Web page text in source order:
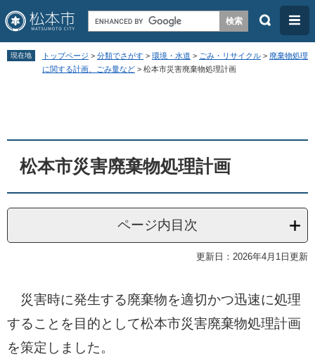
ペ
す
。
メ
し
て
検
メ
ニ
ュ
現在地 トップページ > 分類でさがす > 環境・水道 > ごみ・リサイクル > 廃棄物処理
に関する計画、ごみ量など > 松本市災害廃棄物処理計画
松本市災害廃棄物処理計画
ページ内目次
更新日：2026年4月1日更新
災害時に発生する廃棄物を適切かつ迅速に処理
することを目的として松本市災害廃棄物処理計画
を策定しました。